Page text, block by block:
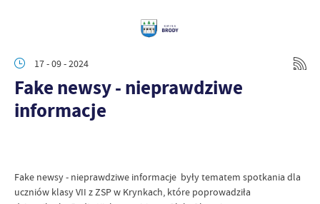
17 - 09 - 2024
Fake newsy - nieprawdziwe
informacje
Fake newsy - nieprawdziwe informacje były tematem spotkania dla
uczniów klasy VII z ZSP w Krynkach, które poprowadziła